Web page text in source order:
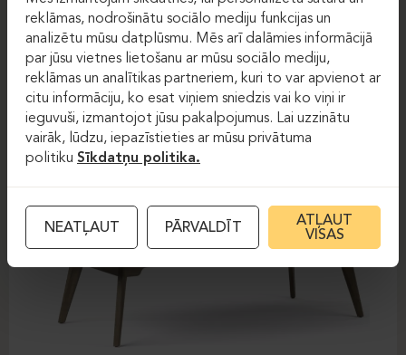
FOREST
reklāmas, nodrošinātu sociālo mediju funkcijas un
analizētu mūsu datplūsmu. Mēs arī dalāmies informācijā
par jūsu vietnes lietošanu ar mūsu sociālo mediju,
reklāmas un analītikas partneriem, kuri to var apvienot ar
citu informāciju, ko esat viņiem sniedzis vai ko viņi ir
ieguvuši, izmantojot jūsu pakalpojumus. Lai uzzinātu
vairāk, lūdzu, iepazīstieties ar mūsu privātuma
politiku Sīkdatņu politika.
NEATĻAUT PĀRVALDĪT
ATĻAUT
VISAS